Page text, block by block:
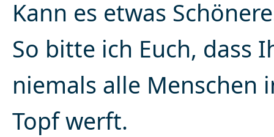
Kann es etwas
So bitte ich Euch, dass
niemals alle Menschen
Topf werft.